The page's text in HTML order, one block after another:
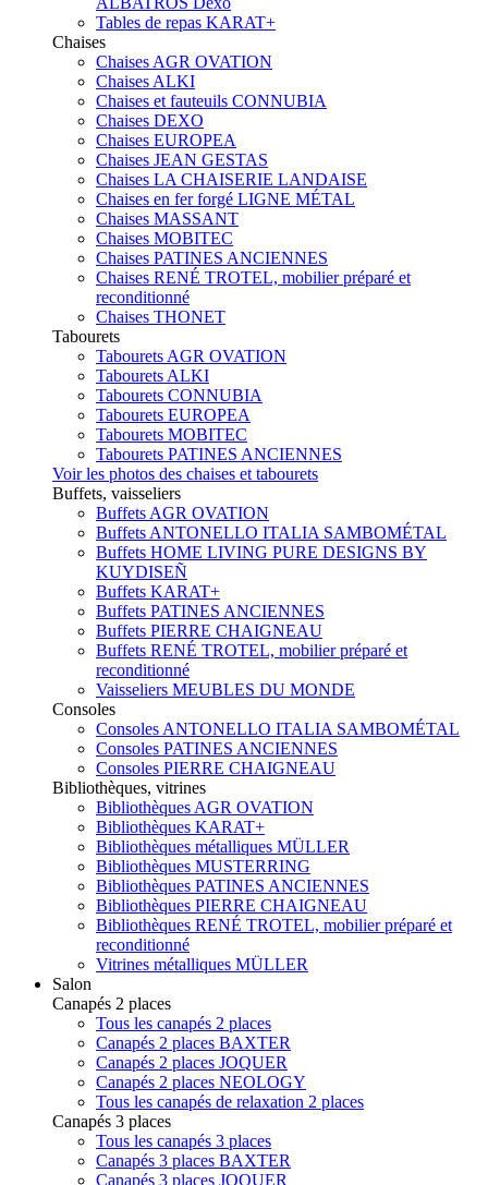
Tables de repas KARAT+
Chaises
Chaises AGR OVATION
Chaises ALKI
Chaises et fauteuils CONNUBIA
Chaises DEXO
Chaises EUROPEA
Chaises JEAN GESTAS
Chaises LA CHAISERIE LANDAISE
Chaises en fer forgé LIGNE MÉTAL
Chaises MASSANT
Chaises MOBITEC
Chaises PATINES ANCIENNES
Chaises RENÉ TROTEL, mobilier préparé et
reconditionné
Chaises THONET
Tabourets
Tabourets AGR OVATION
Tabourets ALKI
Tabourets CONNUBIA
Tabourets EUROPEA
Tabourets MOBITEC
Tabourets PATINES ANCIENNES
Voir les photos des chaises et tabourets
Buffets, vaisseliers
Buffets AGR OVATION
Buffets ANTONELLO ITALIA SAMBOMÉTAL
Buffets HOME LIVING PURE DESIGNS BY
KUYDISEÑ
Buffets KARAT+
Buffets PATINES ANCIENNES
Buffets PIERRE CHAIGNEAU
Buffets RENÉ TROTEL, mobilier préparé et
reconditionné
Vaisseliers MEUBLES DU MONDE
Consoles
Consoles ANTONELLO ITALIA SAMBOMÉTAL
Consoles PATINES ANCIENNES
Consoles PIERRE CHAIGNEAU
Bibliothèques, vitrines
Bibliothèques AGR OVATION
Bibliothèques KARAT+
Bibliothèques métalliques MÜLLER
Bibliothèques MUSTERRING
Bibliothèques PATINES ANCIENNES
Bibliothèques PIERRE CHAIGNEAU
Bibliothèques RENÉ TROTEL, mobilier préparé et
reconditionné
Vitrines métalliques MÜLLER
Salon
Canapés 2 places
Tous les canapés 2 places
Canapés 2 places BAXTER
Canapés 2 places JOQUER
Canapés 2 places NEOLOGY
Tous les canapés de relaxation 2 places
Canapés 3 places
Tous les canapés 3 places
Canapés 3 places BAXTER
Canapés 3 places JOQUER